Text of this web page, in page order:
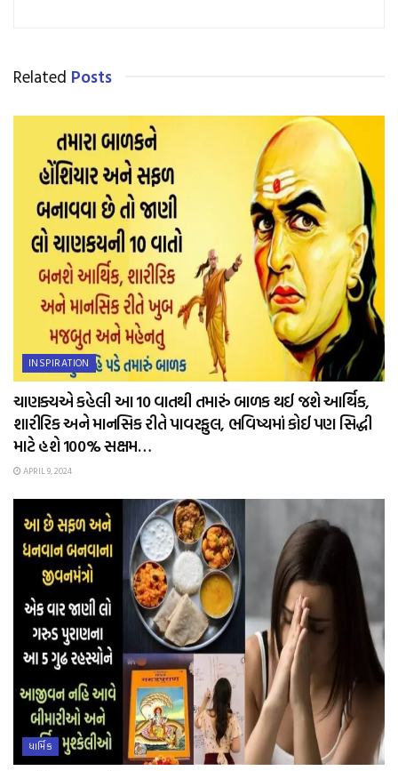
Related Posts
INSPIRATION
ચાણક્યએ કહેલી આ 10 વાતથી તમારું બાળક થઈ જશે આર્થિક,
શારીરિક અને માનસિક રીતે પાવરફુલ, ભવિષ્યમાં કોઈ પણ સિદ્ધી
માટે હશે 100% સક્ષમ…
APRIL 9, 2024
ધાર્મિક